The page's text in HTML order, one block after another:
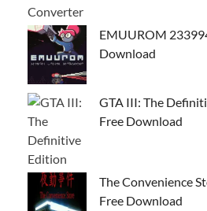
EMUUROM
Download
GTA III: The
Free Download
The Convenience
Free Download